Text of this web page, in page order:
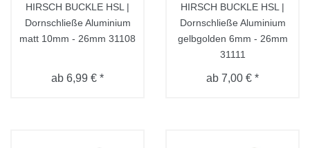
HIRSCH BUCKLE HSL |
Dornschließe Aluminium
matt 10mm - 26mm 31108
ab 6,99 € *
HIRSCH BUCKLE HSL |
Dornschließe Aluminium
gelbgolden 6mm - 26mm
31111
ab 7,00 € *